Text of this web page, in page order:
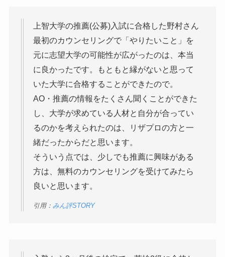
上智大学の推薦(公募)入試に合格した野村さん
最初のカウンセリングで「やりたいこと」を
元に志望大学の可能性が広がったのは、本当
に良かったです。もともと縁がないと思って
いた大学に合格することができたので。
AO・推薦の情報をたくさん聞くことができた
し、大学が求めている人材と自分が合ってい
るのかを考えられたのは、リザプロの方と一
緒だったからだと思います。
そういう点では、少しでも推薦に興味がある
方は、無料のカウンセリングを受けてみたら
良いと思います。
引用： みん評STORY